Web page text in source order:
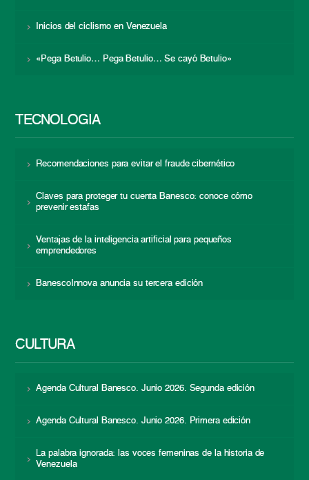
Inicios del ciclismo en Venezuela
«Pega Betulio… Pega Betulio… Se cayó Betulio»
TECNOLOGÍA
Recomendaciones para evitar el fraude cibernético
Claves para proteger tu cuenta Banesco: conoce cómo
prevenir estafas
Ventajas de la inteligencia artificial para pequeños
emprendedores
BanescoInnova anuncia su tercera edición
CULTURA
Agenda Cultural Banesco. Junio 2026. Segunda edición
Agenda Cultural Banesco. Junio 2026. Primera edición
La palabra ignorada: las voces femeninas de la historia de
Venezuela